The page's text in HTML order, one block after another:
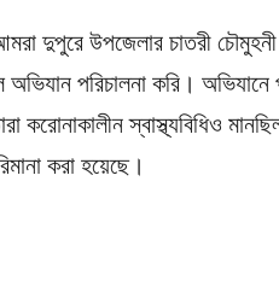
দুপুরে উপজেলার চাতরী
অভিযান পরিচালনা করি।
স্বাস্থ্যবিধিও
করা হয়েছে।